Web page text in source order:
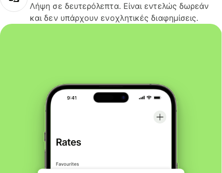
Λήψη σε δευτερόλεπτα. Είναι εντελώς δωρεάν
και δεν υπάρχουν ενοχλητικές διαφημίσεις.